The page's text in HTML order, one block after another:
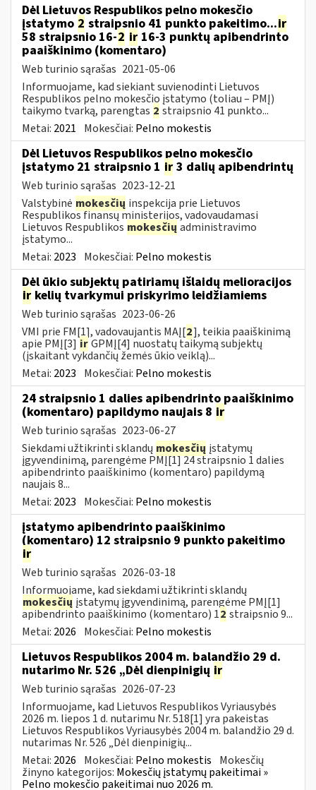
Dėl Lietuvos Respublikos pelno mokesčio
įstatymo 2 straipsnio 41 punkto pakeitimo...ir
58 straipsnio 16-2 ir 16-3 punktų apibendrinto
paaiškinimo (komentaro)
Web turinio sąrašas 2021-05-06
Informuojame, kad siekiant suvienodinti Lietuvos
Respublikos pelno mokesčio įstatymo (toliau – PMĮ)
taikymo tvarką, parengtas 2 straipsnio 41 punkto...
Metai: 2021 Mokesčiai: Pelno mokestis
Dėl Lietuvos Respublikos pelno mokesčio
įstatymo 21 straipsnio 1 ir 3 dalių apibendrintų
Web turinio sąrašas 2023-12-21
Valstybinė mokesčių inspekcija prie Lietuvos
Respublikos finansų ministerijos, vadovaudamasi
Lietuvos Respublikos mokesčių administravimo
įstatymo...
Metai: 2023 Mokesčiai: Pelno mokestis
Dėl ūkio subjektų patiriamų išlaidų melioracijos
ir kelių tvarkymui priskyrimo leidžiamiems
Web turinio sąrašas 2023-06-26
VMI prie FM[1], vadovaujantis MAĮ[2], teikia paaiškinimą
apie PMĮ[3]irGPMĮ[4] nuostatų taikymą subjektų
(įskaitant vykdančių žemės ūkio veiklą)...
Metai: 2023 Mokesčiai: Pelno mokestis
24 straipsnio 1 dalies apibendrinto paaiškinimo
(komentaro) papildymo naujais 8 ir
Web turinio sąrašas 2023-06-27
Siekdami užtikrinti sklandų mokesčių įstatymų
įgyvendinimą, parengėme PMĮ[1] 24 straipsnio 1 dalies
apibendrinto paaiškinimo (komentaro) papildymą
naujais 8...
Metai: 2023 Mokesčiai: Pelno mokestis
įstatymo apibendrinto paaiškinimo
(komentaro) 12 straipsnio 9 punkto pakeitimo
ir
Web turinio sąrašas 2026-03-18
Informuojame, kad siekdami užtikrinti sklandų
mokesčių įstatymų įgyvendinimą, parengėme PMĮ[1]
apibendrinto paaiškinimo (komentaro) 12 straipsnio 9...
Metai: 2026 Mokesčiai: Pelno mokestis
Lietuvos Respublikos 2004 m. balandžio 29 d.
nutarimo Nr. 526 „Dėl dienpinigių ir
Web turinio sąrašas 2026-07-23
Informuojame, kad Lietuvos Respublikos Vyriausybės
2026 m. liepos 1 d. nutarimu Nr. 518[1] yra pakeistas
Lietuvos Respublikos Vyriausybės 2004 m. balandžio 29 d.
nutarimas Nr. 526 „Dėl dienpinigių...
Metai: 2026 Mokesčiai: Pelno mokestis Mokesčių
žinyno kategorijos: Mokesčių įstatymų pakeitimai »
Pelno mokesčio pakeitimai nuo 2026 m.